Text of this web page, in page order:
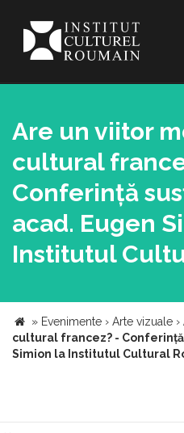
Are un viitor
cultural
Conferință
acad. Eugen
Institutul
» Evenimente › Arte vizuale ›
cultural francez? -
Simion la Institutul Cultural